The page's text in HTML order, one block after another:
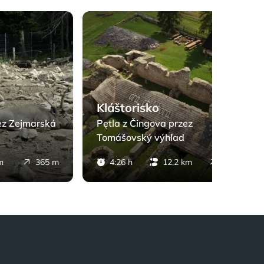
przez Zejmarská roklina
Zejmarská
365 m
Kláštorisko - Pętla z Čingova przez
Kláštorisko
Pętla z Čingova przez
Tomášovský výhľad
4:26 h 12,2 km